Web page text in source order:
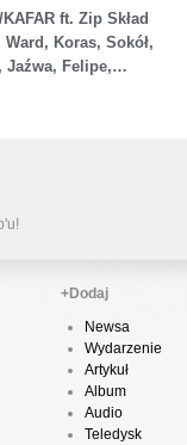
KAFAR ft. Zip Skład
Ward, Koras, Sokół,
Jaźwa, Felipe,…
+Dodaj
Newsa
Wydarzenie
Artykuł
Album
Audio
Teledysk